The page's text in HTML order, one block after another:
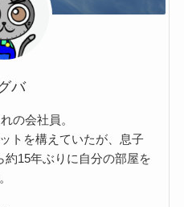
バ
の会社員。
トを構えていたが、息子
15年ぶりに自分の部屋を